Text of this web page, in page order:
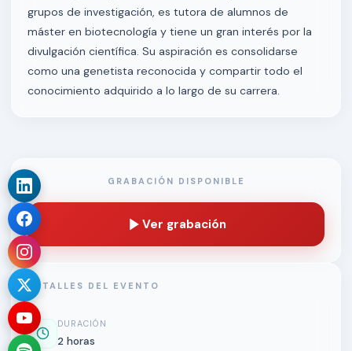
grupos de investigación, es tutora de alumnos de
máster en biotecnología y tiene un gran interés por la
divulgación científica. Su aspiración es consolidarse
como una genetista reconocida y compartir todo el
conocimiento adquirido a lo largo de su carrera.
GRABACIÓN DISPONIBLE
Ver grabación
DETALLES DEL EVENTO
DURACIÓN
2 horas